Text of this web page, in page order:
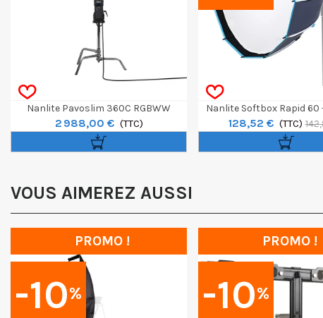
Nanlite Pavoslim 360C RGBWW
2 988,00 € (TTC)
Nanlite Softbox Rapid 60
FM
128,52 € (TTC)
VOUS AIMEREZ AUSSI
-10%
PROMO !
-10%
PROMO !